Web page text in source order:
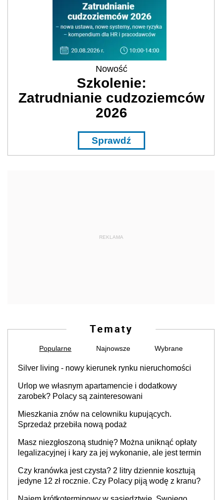
Nowość
Szkolenie:
Zatrudnianie cudzoziemców
2026
Sprawdź
REKLAMA
Tematy
Popularne Najnowsze Wybrane
Silver living - nowy kierunek rynku nieruchomości
Urlop we własnym apartamencie i dodatkowy
zarobek? Polacy są zainteresowani
Mieszkania znów na celowniku kupujących.
Sprzedaż przebiła nową podaż
Masz niezgłoszoną studnię? Można uniknąć opłaty
legalizacyjnej i kary za jej wykonanie, ale jest termin
Czy kranówka jest czysta? 2 litry dziennie kosztują
jedyne 12 zł rocznie. Czy Polacy piją wodę z kranu?